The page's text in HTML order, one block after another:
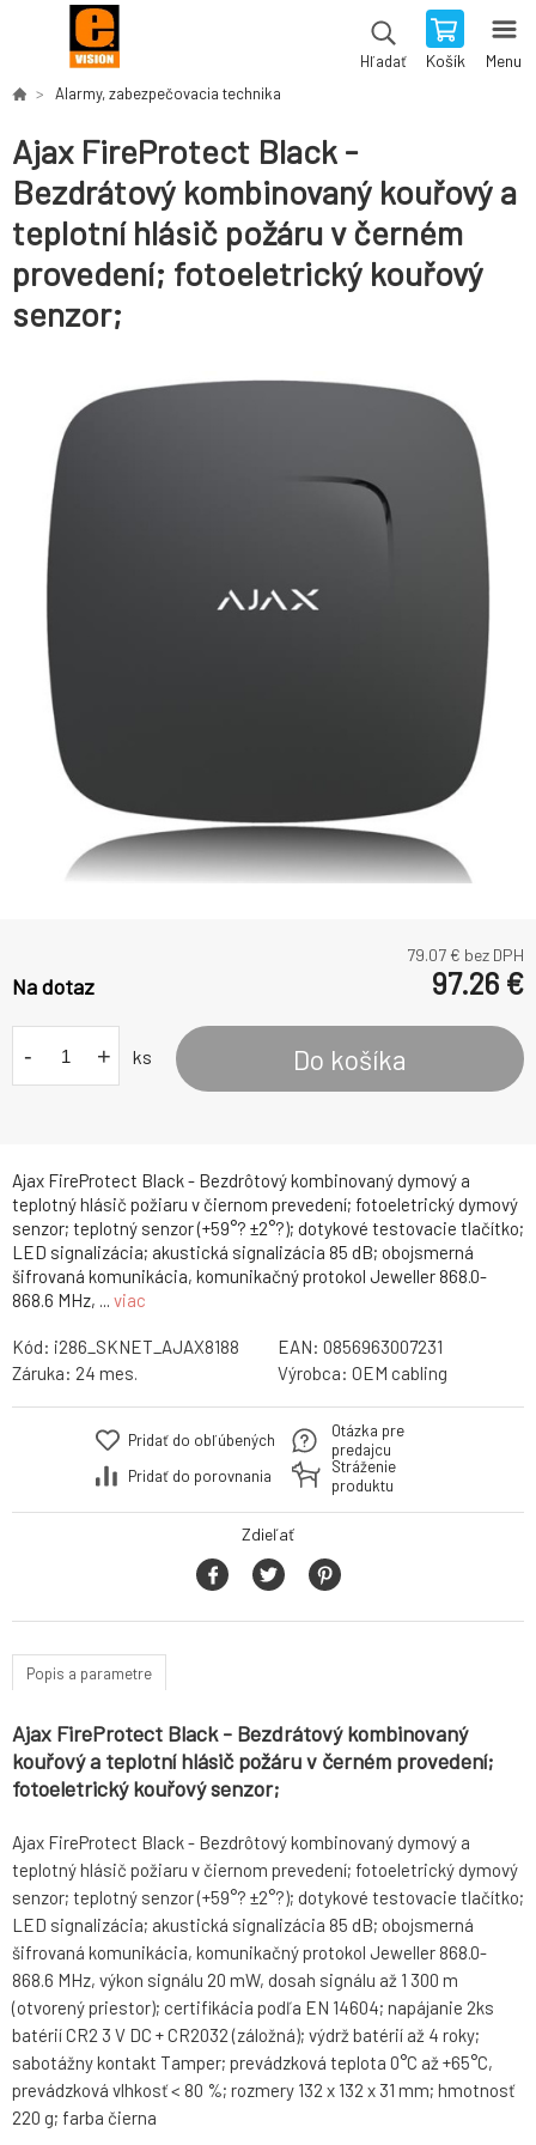
Hľadať Košík Menu
Alarmy, zabezpečovacia technika
Ajax FireProtect Black -
Bezdrátový kombinovaný kouřový a
teplotní hlásič požáru v černém
provedení; fotoeletrický kouřový
senzor;
Ajax FireProtect Black - Bezdrôtový kombinovaný dymový a
teplotný hlásič požiaru v čiernom prevedení; fotoeletrický dymový
senzor; teplotný senzor (+59°? ±2°?); dotykové testovacie tlačítko;
LED signalizácia; akustická signalizácia 85 dB; obojsmerná
šifrovaná komunikácia, komunikačný protokol Jeweller 868.0-
868.6 MHz, ... viac
79.07 € bez DPH
Na dotaz 97.26 €
- + ks Do košíka
Kód: i286_SKNET_AJAX8188 EAN: 0856963007231
Záruka: 24 mes. Výrobca: OEM cabling
Pridať do obľúbených
Pridať do porovnania
Otázka pre
predajcu
Stráženie
produktu
Zdieľať
Popis a parametre
Ajax FireProtect Black - Bezdrátový kombinovaný
kouřový a teplotní hlásič požáru v černém provedení;
fotoeletrický kouřový senzor;
Ajax FireProtect Black - Bezdrôtový kombinovaný dymový a
teplotný hlásič požiaru v čiernom prevedení; fotoeletrický dymový
senzor; teplotný senzor (+59°? ±2°?); dotykové testovacie tlačítko;
LED signalizácia; akustická signalizácia 85 dB; obojsmerná
šifrovaná komunikácia, komunikačný protokol Jeweller 868.0-
868.6 MHz, výkon signálu 20 mW, dosah signálu až 1 300 m
(otvorený priestor); certifikácia podľa EN 14604; napájanie 2ks
batérií CR2 3 V DC + CR2032 (záložná); výdrž batérií až 4 roky;
sabotážny kontakt Tamper; prevádzková teplota 0°C až +65°C,
prevádzková vlhkosť < 80 %; rozmery 132 x 132 x 31 mm; hmotnosť
220 g; farba čierna